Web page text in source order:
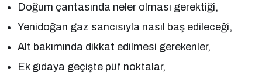
Doğum çantasında neler olması gerektiği,
Yenidoğan gaz sancısıyla nasıl baş edileceği,
Alt bakımında dikkat edilmesi gerekenler,
Ek gıdaya geçişte püf noktalar,